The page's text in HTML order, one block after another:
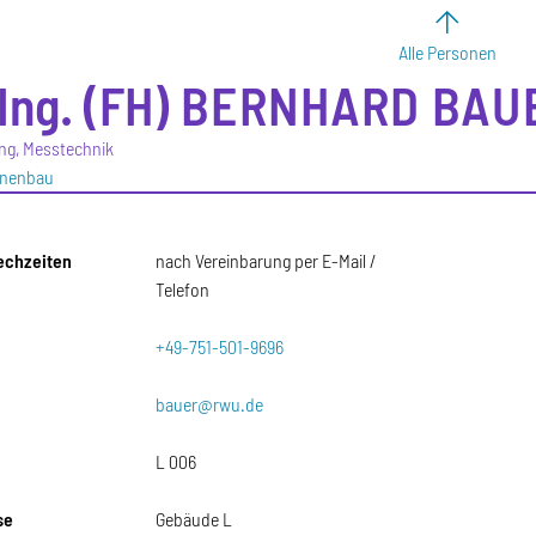
Alle Personen
(FH) BERNHARD
Messtechnik
nach Vereinbarung per E-Mail /
Telefon
+49-751-501-9696
bauer@rwu.de
L 006
Gebäude L